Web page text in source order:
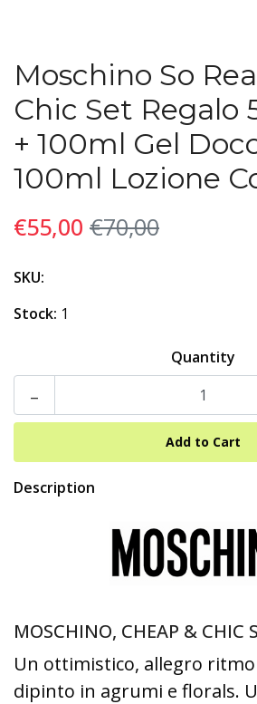
Moschino So
Chic Set Regalo
+ 100ml Gel
100ml Lozione
€55,00 €70,00
SKU:
Stock: 1
Quantity
-
Description
MOSCHINO, CHEAP & CHIC
Un ottimistico, allegro
dipinto in agrumi e florals.